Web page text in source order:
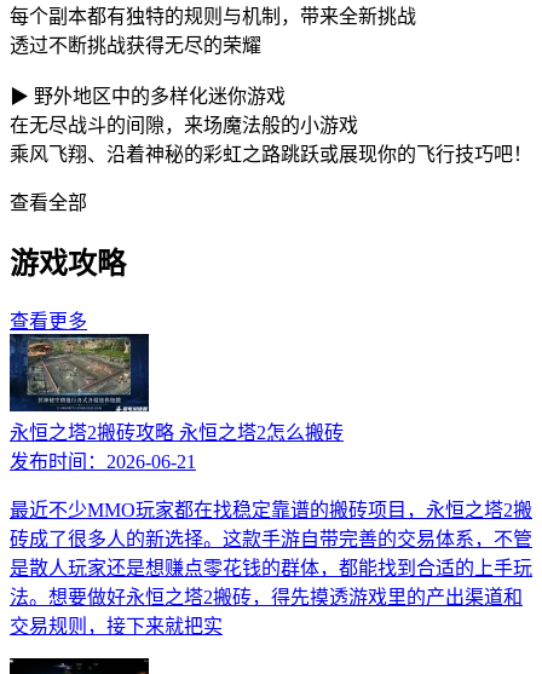
每个副本都有独特的规则与机制，带来全新挑战
透过不断挑战获得无尽的荣耀
▶ 野外地区中的多样化迷你游戏
在无尽战斗的间隙，来场魔法般的小游戏
乘风飞翔、沿着神秘的彩虹之路跳跃或展现你的飞行技巧吧！
查看全部
游戏攻略
查看更多
永恒之塔2搬砖攻略 永恒之塔2怎么搬砖
发布时间： 2026-06-21
最近不少MMO玩家都在找稳定靠谱的搬砖项目，永恒之塔2搬
砖成了很多人的新选择。这款手游自带完善的交易体系，不管
是散人玩家还是想赚点零花钱的群体，都能找到合适的上手玩
法。想要做好永恒之塔2搬砖，得先摸透游戏里的产出渠道和
交易规则，接下来就把实